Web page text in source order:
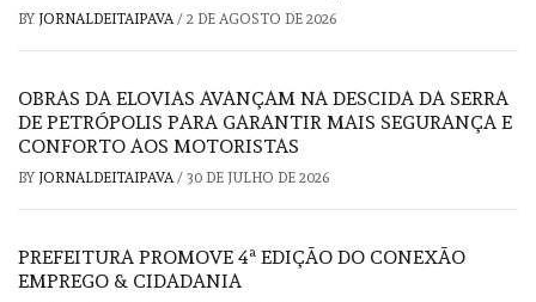
BY JORNALDEITAIPAVA/ 2 DE AGOSTO DE 2026
OBRAS DA ELOVIAS AVANÇAM NA DESCIDA DA SERRA
DE PETRÓPOLIS PARA GARANTIR MAIS SEGURANÇA E
CONFORTO AOS MOTORISTAS
BY JORNALDEITAIPAVA/ 30 DE JULHO DE 2026
PREFEITURA PROMOVE 4ª EDIÇÃO DO CONEXÃO
EMPREGO & CIDADANIA